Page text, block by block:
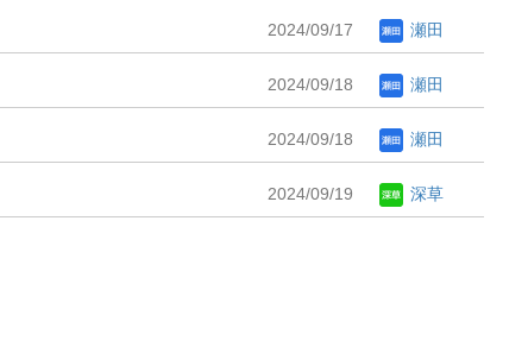
2024/09/17 瀬田
2024/09/18 瀬田
2024/09/18 瀬田
2024/09/19 深草